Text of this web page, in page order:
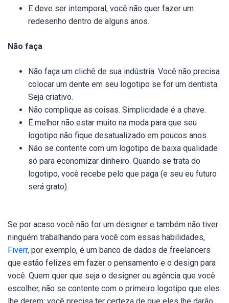
E deve ser intemporal, você não quer fazer um
redesenho dentro de alguns anos.
Não faça
Não faça um clichê de sua indústria. Você não precisa
colocar um dente em seu logotipo se for um dentista.
Seja criativo.
Não complique as coisas. Simplicidade é a chave.
É melhor não estar muito na moda para que seu
logotipo não fique desatualizado em poucos anos.
Não se contente com um logotipo de baixa qualidade
só para economizar dinheiro. Quando se trata do
logotipo, você recebe pelo que paga (e seu eu futuro
será grato).
Se por acaso você não for um designer e também não tiver
ninguém trabalhando para você com essas habilidades,
Fiverr, por exemplo, é um banco de dados de freelancers
que estão felizes em fazer o pensamento e o design para
você. Quem quer que seja o designer ou agência que você
escolher, não se contente com o primeiro logotipo que eles
lhe derem; você precisa ter certeza de que eles lhe darão